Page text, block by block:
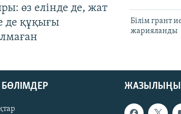
өз елінде де, жат
де құқығы
Білім грант
жарияланды
БӨЛІМДЕР